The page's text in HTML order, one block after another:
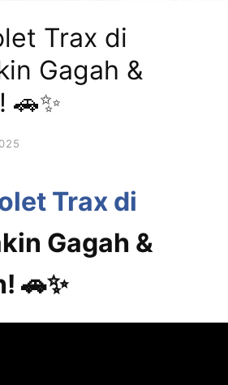
Trax di
Gagah &
🚗✨
Trax di
Gagah &
🚗✨